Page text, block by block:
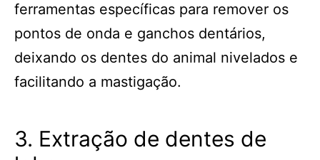
ferramentas específicas para remover os
pontos de onda e ganchos dentários,
deixando os dentes do animal nivelados e
facilitando a mastigação.
3. Extração de dentes de